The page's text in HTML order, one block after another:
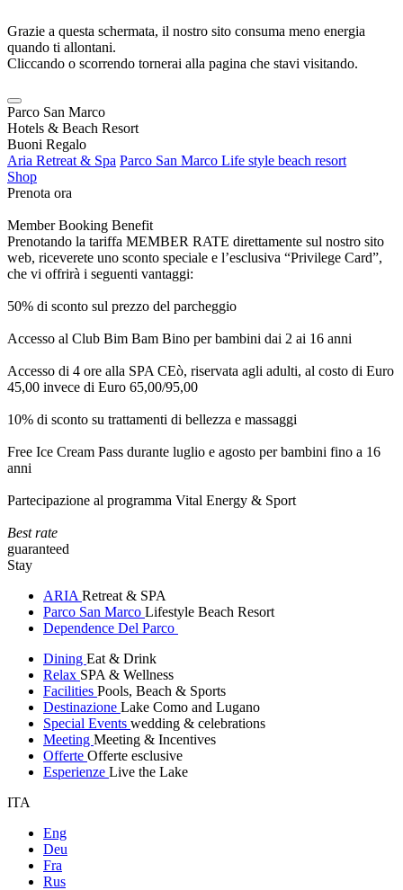
Grazie a questa schermata, il nostro sito consuma meno energia
quando ti allontani.
Cliccando o scorrendo tornerai alla pagina che stavi visitando.
Parco San Marco
Hotels & Beach Resort
Buoni Regalo
Aria Retreat & Spa Parco San Marco Life style beach resort
Shop
Prenota ora
Member Booking Benefit
Prenotando la tariffa MEMBER RATE direttamente sul nostro sito
web, riceverete uno sconto speciale e l’esclusiva “Privilege Card”,
che vi offrirà i seguenti vantaggi:
50% di sconto sul prezzo del parcheggio
Accesso al Club Bim Bam Bino per bambini dai 2 ai 16 anni
Accesso di 4 ore alla SPA CEò, riservata agli adulti, al costo di Euro
45,00 invece di Euro 65,00/95,00
10% di sconto su trattamenti di bellezza e massaggi
Free Ice Cream Pass durante luglio e agosto per bambini fino a 16
anni
Partecipazione al programma Vital Energy & Sport
Best rate
guaranteed
Stay
ARIA Retreat & SPA
Parco San Marco Lifestyle Beach Resort
Dependence Del Parco
Dining Eat & Drink
Relax SPA & Wellness
Facilities Pools, Beach & Sports
Destinazione Lake Como and Lugano
Special Events wedding & celebrations
Meeting Meeting & Incentives
Offerte Offerte esclusive
Esperienze Live the Lake
ITA
Eng
Deu
Fra
Rus